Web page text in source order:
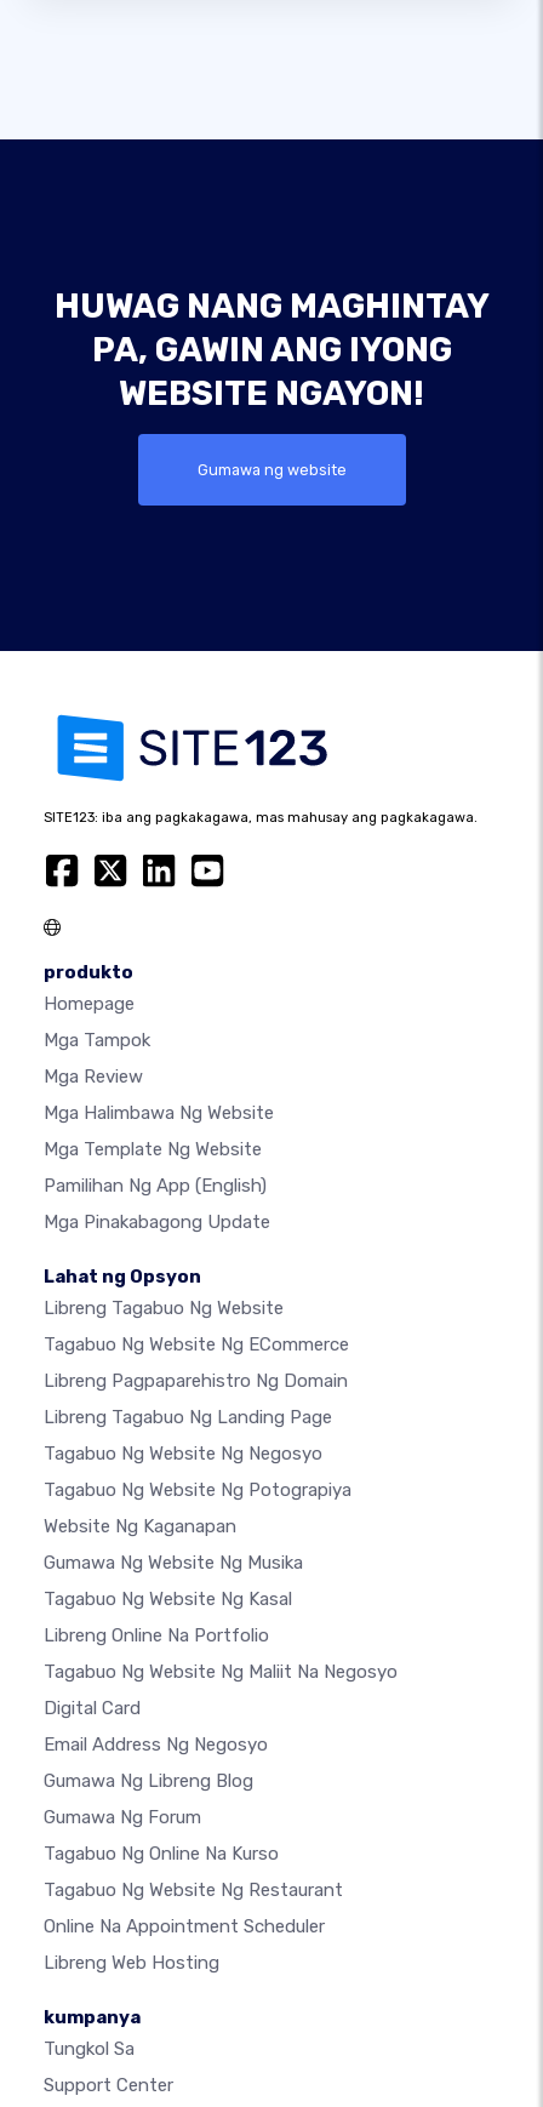
HUWAG NANG MAGHINTAY
PA, GAWIN ANG IYONG
WEBSITE NGAYON!
Gumawa ng website
SITE123: iba ang pagkakagawa, mas mahusay ang pagkakagawa.
produkto
Homepage
Mga Tampok
Mga Review
Mga Halimbawa Ng Website
Mga Template Ng Website
Pamilihan Ng App (English)
Mga Pinakabagong Update
Lahat ng Opsyon
Libreng Tagabuo Ng Website
Tagabuo Ng Website Ng ECommerce
Libreng Pagpaparehistro Ng Domain
Libreng Tagabuo Ng Landing Page
Tagabuo Ng Website Ng Negosyo
Tagabuo Ng Website Ng Potograpiya
Website Ng Kaganapan
Gumawa Ng Website Ng Musika
Tagabuo Ng Website Ng Kasal
Libreng Online Na Portfolio
Tagabuo Ng Website Ng Maliit Na Negosyo
Digital Card
Email Address Ng Negosyo
Gumawa Ng Libreng Blog
Gumawa Ng Forum
Tagabuo Ng Online Na Kurso
Tagabuo Ng Website Ng Restaurant
Online Na Appointment Scheduler
Libreng Web Hosting
kumpanya
Tungkol Sa
Support Center